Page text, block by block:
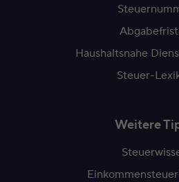
Haushaltsnahe
Steuer-
Weitere